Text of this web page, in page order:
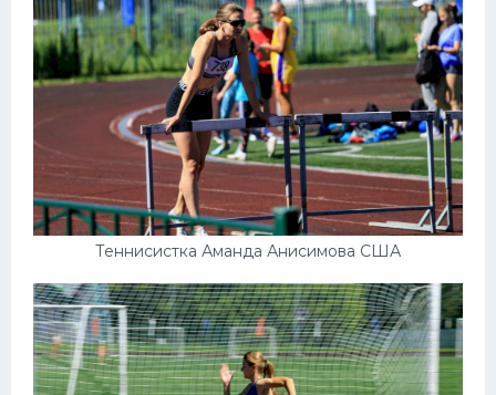
Теннисистка Аманда Анисимова США